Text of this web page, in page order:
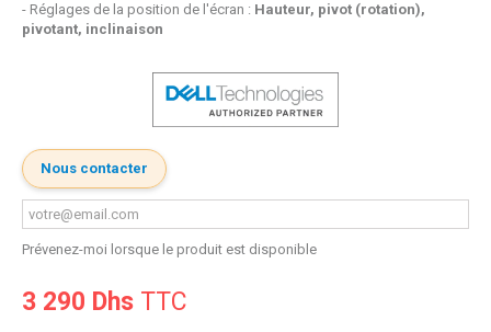
- Réglages de la position de l'écran : Hauteur, pivot (rotation),
pivotant, inclinaison
Nous contacter
Prévenez-moi lorsque le produit est disponible
3 290 Dhs TTC